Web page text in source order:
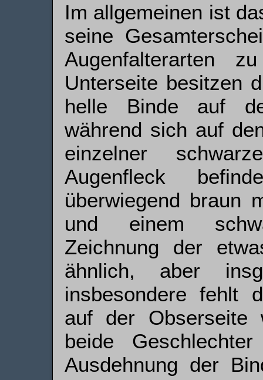
Im allgemeinen ist
seine
Augenfalterarten
Unterseite besitzen
helle Binde auf
während sich auf
einzelner
Augenfleck
überwiegend braun
und einem
Zeichnung der
ähnlich, aber
insbesondere fehlt
auf der Obserseite
beide
Ausdehnung der